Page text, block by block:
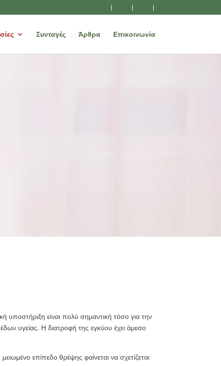
| | |
Συνταγές Άρθρα Επικοινωνία
είναι πολύ σημαντική τόσο για την
υγείας. Η διατροφή της εγκύου έχει άμεσο
επίπεδο θρέψης φαίνεται να σχετίζεται